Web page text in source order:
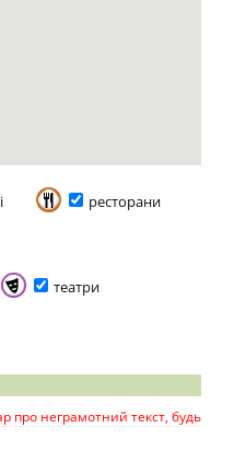
ресторани
театри
про неграмотний текст, будь